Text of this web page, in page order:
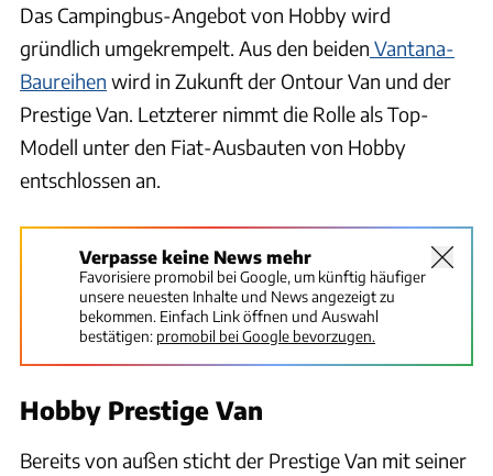
Das Campingbus-Angebot von Hobby wird
gründlich umgekrempelt. Aus den beiden Vantana-
Baureihen wird in Zukunft der Ontour Van und der
Prestige Van. Letzterer nimmt die Rolle als Top-
Modell unter den Fiat-Ausbauten von Hobby
entschlossen an.
Verpasse keine News mehr
Favorisiere promobil bei Google, um künftig häufiger
unsere neuesten Inhalte und News angezeigt zu
bekommen. Einfach Link öffnen und Auswahl
bestätigen: promobil bei Google bevorzugen.
Hobby Prestige Van
Bereits von außen sticht der Prestige Van mit seiner